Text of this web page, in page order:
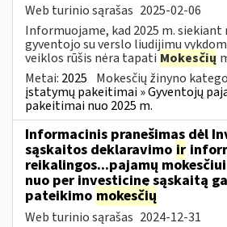
Web turinio sąrašas 2025-02-06
Informuojame, kad 2025 m.
gyventojo su verslo liudijimu
veiklos rūšis nėra tapati Mokesčių
Metai: 2025 Mokesčių žinyno
įstatymų pakeitimai » Gyventojų
pakeitimai nuo 2025 m.
Informacinis pranešimas dėl
sąskaitos deklaravimo ir
reikalingos...pajamų
nuo per investicinę sąskaitą
pateikimo mokesčių
Web turinio sąrašas 2024-12-31